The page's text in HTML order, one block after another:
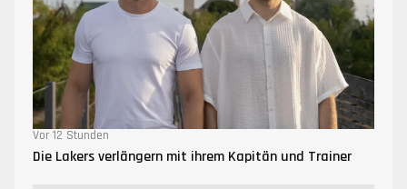
Vor 12 Stunden
Die Lakers verlängern mit ihrem Kapitän und Trainer